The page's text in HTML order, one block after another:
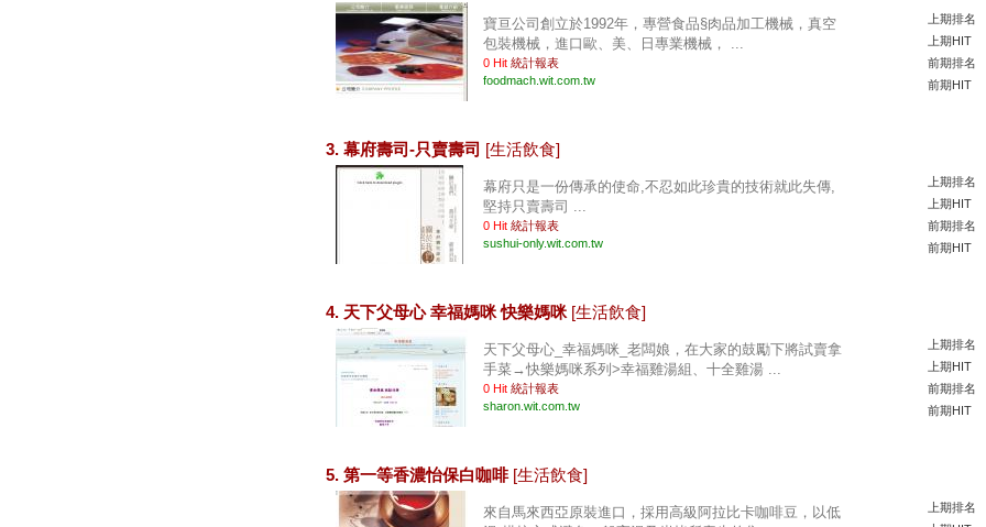
寶亘公司創立於1992年，專營食品§肉品加工機械，真空
包裝機械，進口歐、美、日專業機械， ...
0 Hit 統計報表
foodmach.wit.com.tw
上期排名
上期HIT
前期排名
前期HIT
3. 幕府壽司-只賣壽司 [生活飲食]
幕府只是一份傳承的使命,不忍如此珍貴的技術就此失傳,
堅持只賣壽司 ...
0 Hit 統計報表
sushui-only.wit.com.tw
上期排名
上期HIT
前期排名
前期HIT
4. 天下父母心 幸福媽咪 快樂媽咪 [生活飲食]
天下父母心_幸福媽咪_老闆娘，在大家的鼓勵下將試賣拿
手菜→快樂媽咪系列>幸福雞湯組、十全雞湯 ...
0 Hit 統計報表
sharon.wit.com.tw
上期排名
上期HIT
前期排名
前期HIT
5. 第一等香濃怡保白咖啡 [生活飲食]
來自馬來西亞原裝進口，採用高級阿拉比卡咖啡豆，以低
上期排名